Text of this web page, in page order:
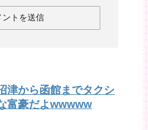
津から函館までタクシ
富豪だよwwwww